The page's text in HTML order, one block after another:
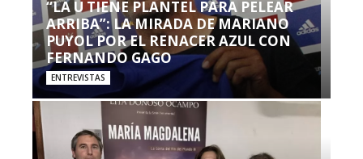
“LA U TIENE PLANTEL PARA PELEAR
ARRIBA”: LA MIRADA DE MARIANO
PUYOL POR EL RENACER AZUL CON
FERNANDO GAGO
ENTREVISTAS